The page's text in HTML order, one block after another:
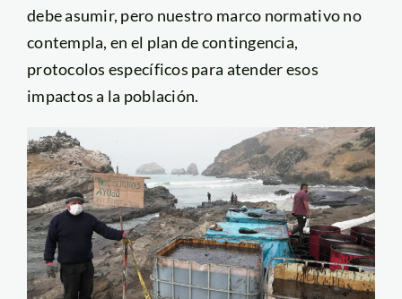
debe asumir, pero nuestro marco normativo no
contempla, en el plan de contingencia,
protocolos específicos para atender esos
impactos a la población.